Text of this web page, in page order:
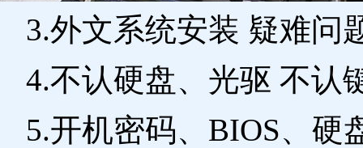
3.外文系统安装 疑难问
4.不认硬盘、光驱 不认
5.开机密码、BIOS、硬